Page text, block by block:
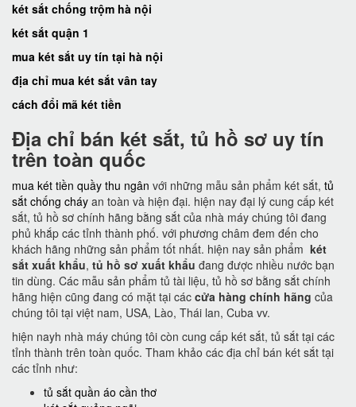
két sắt chống trộm hà nội
két sắt quận 1
mua két sắt uy tín tại hà nội
địa chỉ mua két sắt vân tay
cách đổi mã két tiền
Địa chỉ bán két sắt, tủ hồ sơ uy tín
trên toàn quốc
mua két tiền quầy thu ngân với những mẫu sản phẩm két sắt, tủ
sắt chống cháy an toàn và hiện đại. hiện nay đại lý cung cấp két
sắt, tủ hồ sơ chính hãng bằng sắt của nhà máy chúng tôi đang
phủ khắp các tỉnh thành phố. với phương châm đem đến cho
khách hãng những sản phẩm tốt nhất. hiện nay sản phẩm két
sắt xuất khẩu, tủ hồ sơ xuất khẩu đang được nhiều nước bạn
tin dùng. Các mẫu sản phẩm tủ tài liệu, tủ hồ sơ bằng sắt chính
hãng hiện cũng đang có mặt tại các cửa hàng chính hãng của
chúng tôi tại việt nam, USA, Lào, Thái lan, Cuba vv.
hiện nayh nhà máy chúng tôi còn cung cấp két sắt, tủ sắt tại các
tỉnh thành trên toàn quốc. Tham khảo các địa chỉ bán két sắt tại
các tỉnh như:
tủ sắt quần áo cần thơ